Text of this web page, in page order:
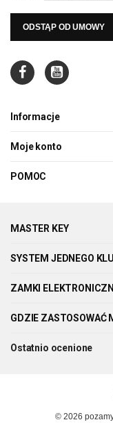
ODSTĄP OD UMOWY
Informacje
Moje konto
POMOC
MASTER KEY
SYSTEM JEDNEGO
ZAMKI
GDZIE ZASTOSOWAĆ
Ostatnio ocenione
© 2026